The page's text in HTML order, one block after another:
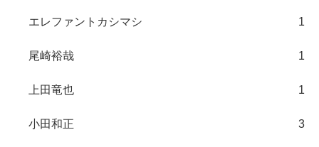
エレファントカシマシ 1
尾崎裕哉 1
上田竜也 1
小田和正 3